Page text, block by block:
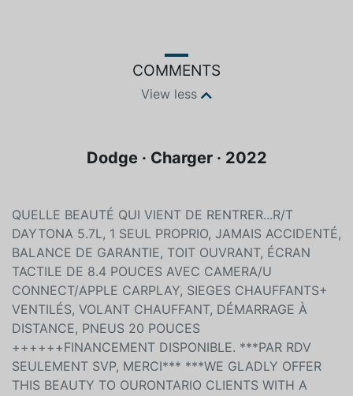
COMMENTS
View less
Dodge · Charger · 2022
QUELLE BEAUTÉ QUI VIENT DE RENTRER...R/T
DAYTONA 5.7L, 1 SEUL PROPRIO, JAMAIS ACCIDENTÉ,
BALANCE DE GARANTIE, TOIT OUVRANT, ÉCRAN
TACTILE DE 8.4 POUCES AVEC CAMERA/U
CONNECT/APPLE CARPLAY, SIEGES CHAUFFANTS+
VENTILÉS, VOLANT CHAUFFANT, DÉMARRAGE À
DISTANCE, PNEUS 20 POUCES
++++++FINANCEMENT DISPONIBLE. ***PAR RDV
SEULEMENT SVP, MERCI*** ***WE GLADLY OFFER
THIS BEAUTY TO OURONTARIO CLIENTS WITH A